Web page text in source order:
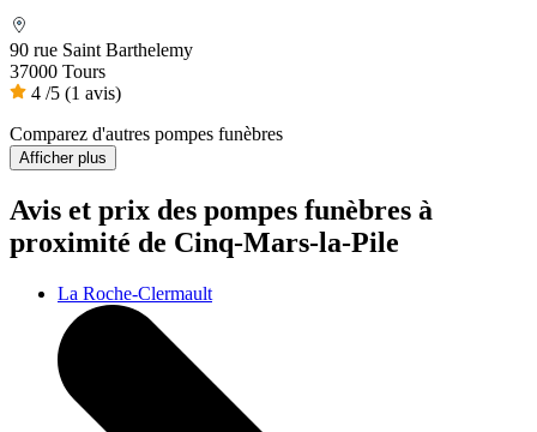
90 rue Saint Barthelemy
37000 Tours
4 /5 (1 avis)
Comparez d'autres pompes funèbres
Afficher plus
Avis et prix des pompes funèbres à
proximité de Cinq-Mars-la-Pile
La Roche-Clermault